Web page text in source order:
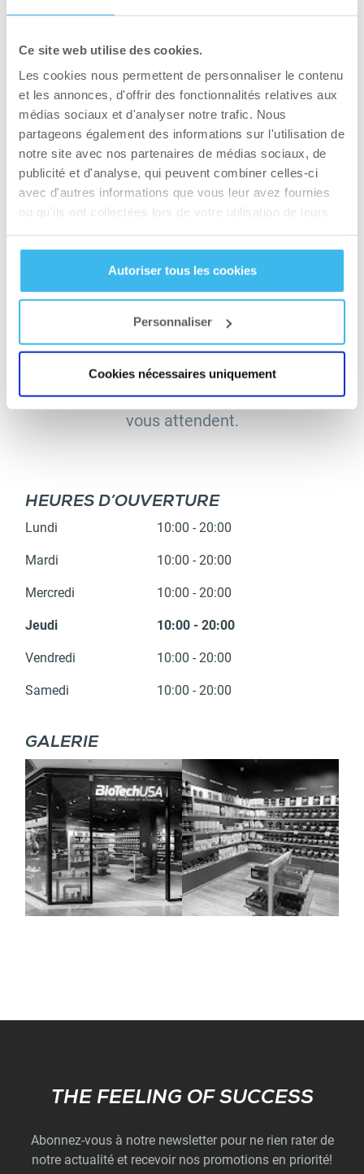
Ce site web utilise des cookies.
Les cookies nous permettent de personnaliser le contenu
et les annonces, d'offrir des fonctionnalités relatives aux
médias sociaux et d'analyser notre trafic. Nous
partageons également des informations sur l'utilisation de
notre site avec nos partenaires de médias sociaux, de
publicité et d'analyse, qui peuvent combiner celles-ci
avec d'autres informations que vous leur avez fournies
ou qu'ils ont collectées lors de votre utilisation de leurs
Autoriser tous les cookies
Personnaliser
Cookies nécessaires uniquement
+33 2 38 81 22 68
SITE INTERNET
Site Internet
OBTENIR DES INDICATIONS
INFORMATIONS
COMPLÉMENTAIRES
Chaque jour, nos conseillers professionnels
vous attendent.
HEURES D’OUVERTURE
Lundi 10:00 - 20:00
Mardi 10:00 - 20:00
Mercredi 10:00 - 20:00
Jeudi 10:00 - 20:00
Vendredi 10:00 - 20:00
Samedi 10:00 - 20:00
GALERIE
Subscribe
THE FEELING OF SUCCESS
Abonnez-vous à notre newsletter pour ne rien rater de
notre actualité et recevoir nos promotions en priorité!